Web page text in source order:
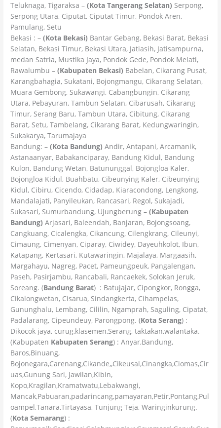
Teluknaga, Tigaraksa –(Kota Tangerang Selatan) Serpong,
Serpong Utara, Ciputat, Ciputat Timur, Pondok Aren,
Pamulang, Setu
Bekasi : –(Kota Bekasi) Bantar Gebang, Bekasi Barat, Bekasi
Selatan, Bekasi Timur, Bekasi Utara, Jatiasih, Jatisampurna,
medan Satria, Mustika Jaya, Pondok Gede, Pondok Melati,
Rawalumbu –(Kabupaten Bekasi) Babelan, Cikarang Pusat,
Karangbahagia, Sukatani, Bojongmangu, Cikarang Selatan,
Muara Gembong, Sukawangi, Cabangbungin, Cikarang
Utara, Pebayuran, Tambun Selatan, Cibarusah, Cikarang
Timur, Serang Baru, Tambun Utara, Cibitung, Cikarang
Barat, Setu, Tambelang, Cikarang Barat, Kedungwaringin,
Sukakarya, Tarumajaya
Bandung: –(Kota Bandung) Andir, Antapani, Arcamanik,
Astanaanyar, Babakanciparay, Bandung Kidul, Bandung
Kulon, Bandung Wetan, Batununggal, Bojongloa Kaler,
Bojongloa Kidul, Buahbatu, Cibeunying Kaler, Cibeunying
Kidul, Cibiru, Cicendo, Cidadap, Kiaracondong, Lengkong,
Mandalajati, Panyileukan, Rancasari, Regol, Sukajadi,
Sukasari, Sumurbandung, Ujungberung –(Kabupaten
Bandung) Arjasari, Baleendah, Banjaran, Bojongsoang,
Cangkuang, Cicalengka, Cikancung, Cilengkrang, Cileunyi,
Cimaung, Cimenyan, Ciparay, Ciwidey, Dayeuhkolot, Ibun,
Katapang, Kertasari, Kutawaringin, Majalaya, Margaasih,
Margahayu, Nagreg, Pacet, Pameungpeuk, Pangalengan,
Paseh, Pasirjambu, Rancabali, Rancaekek, Solokan Jeruk,
Soreang. (Bandung Barat) : Batujajar, Cipongkor, Rongga,
Cikalongwetan, Cisarua, Sindangkerta, Cihampelas,
Gununghalu, Lembang, Cililin, Ngamprah, Saguling, Cipatat,
Padalarang, Cipeundeuy, Parongpong. (Kota Serang) :
Dikocok jaya, curug,klasemen,Serang, taktakan,walantaka.
(Kabupaten Kabupaten Serang) : Anyar,Bandung,
Baros,Binuang,
Bojonegara,Carenang,Cikande,,Cikeusal,Cinangka,Ciomas,Cir
uas,Gunung Sari, Jawilan,Kibin,
Kopo,Kragilan,Kramatwatu,Lebakwangi,
Mancak,Pabuaran,padarincang,pamayaran,Petir,Pontang,Pul
oampel,Tanara,Tirtayasa, Tunjung Teja, Waringinkurung.
(Kota Semarang) :